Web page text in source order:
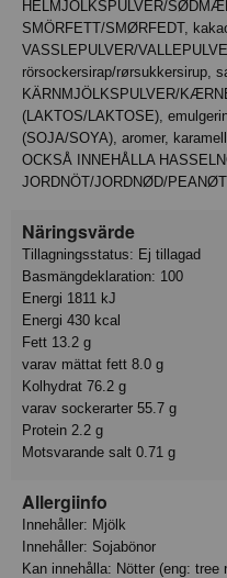
HELMJÖLKSPULVER/
SMÖRFETT/SMØRFEDT,
VASSLEPULVER/
rörsockersirap/rørsukkersirup,
KÄRNMJÖLKSPULVER/
(LAKTOS/LAKTOSE),
(SOJA/SOYA), aromer,
OCKSÅ INNEHÅLLA
JORDNÖT/JORDNØD/
Näringsvärde
Tillagningsstatus: Ej tillagad
Basmängdeklaration: 100
Energi 1811 kJ
Energi 430 kcal
Fett 13.2 g
varav mättat fett 8.0 g
Kolhydrat 76.2 g
varav sockerarter 55.7 g
Protein 2.2 g
Motsvarande salt 0.71 g
Allergiinfo
Innehåller: Mjölk
Innehåller: Sojabönor
Kan innehålla: Nötter (eng: tree